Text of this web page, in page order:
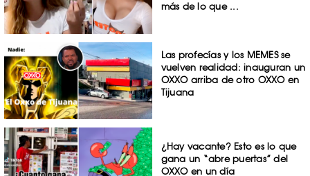
más de lo que ...
Las profecías y los MEMES se
vuelven realidad: inauguran un
OXXO arriba de otro OXXO en
Tijuana
¿Hay vacante? Esto es lo que
gana un “abre puertas” del
OXXO en un día